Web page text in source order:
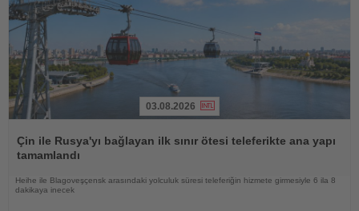
Oku
03.08.2026
Çin ile Rusya'yı bağlayan ilk sınır ötesi teleferikte ana yapı
tamamlandı
Heihe ile Blagoveşçensk arasındaki yolculuk süresi teleferiğin hizmete girmesiyle 6 ila 8
dakikaya inecek